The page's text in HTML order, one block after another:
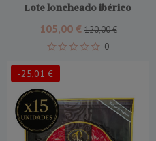
Lote loncheado ibérico
105,00 €120,00 €
0
-25,01 €